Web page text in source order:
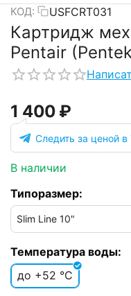
КОД: USFCRT031
Картридж
Pentair
1 400 ₽
Следить за ценой в
В наличии
Типоразмер:
Температура воды:
до +52 °C